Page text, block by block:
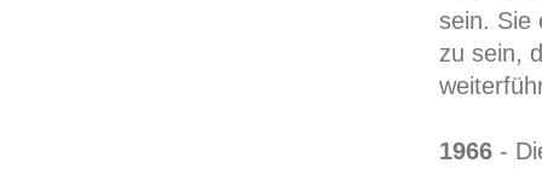
sein. Sie
zu sein,
1966 -